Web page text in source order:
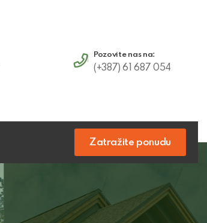
Pozovite nas na:
(+387) 61 687 054
Zatražite ponudu